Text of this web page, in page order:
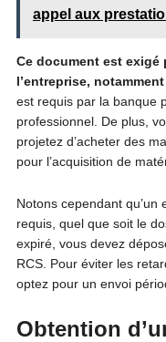
appel aux
Ce document est
l’entreprise,
est requis par la banque
professionnel. De plus,
projetez d’acheter des
pour l’acquisition de
Notons cependant
requis, quel que soit le
expiré, vous devez
RCS. Pour éviter les
optez pour un envoi
Obtention